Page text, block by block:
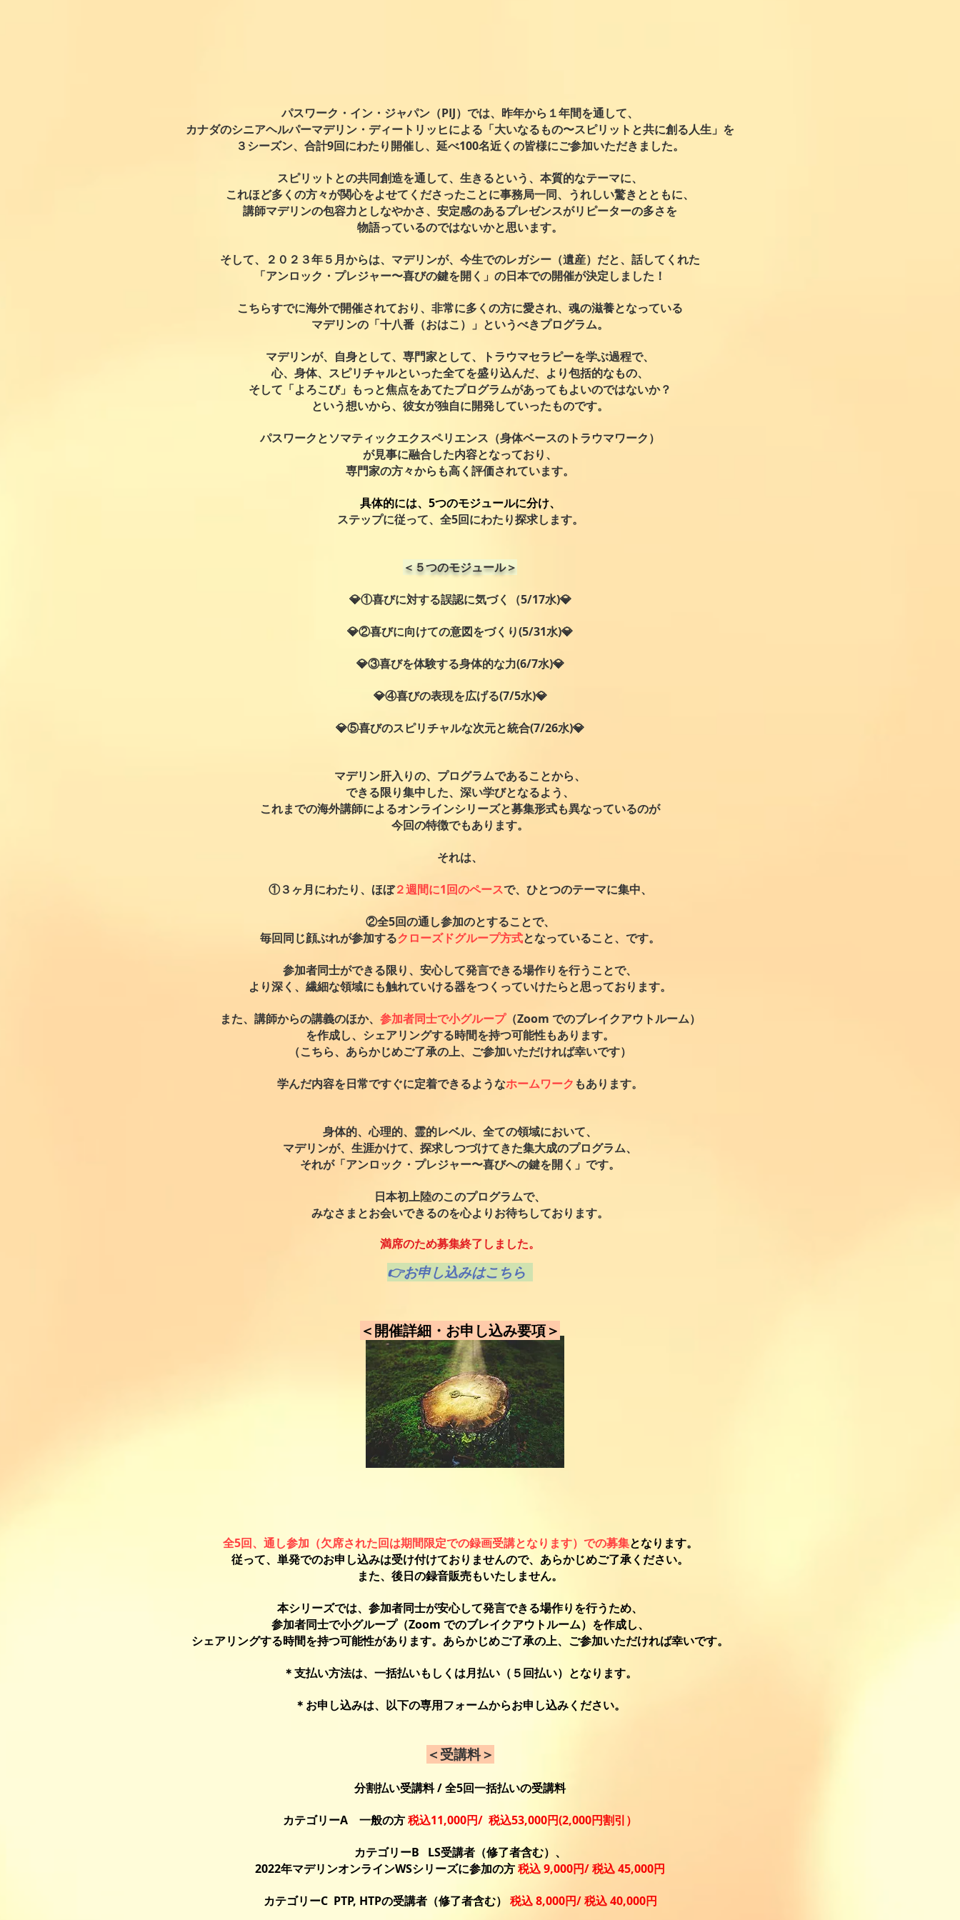
パスワーク・イン・ジャパン（PIJ）では、昨年から１年間を通して、
カナダのシニアヘルパーマデリン・ディートリッヒによる「大いなるもの〜スピリットと共に創る人生」を
３シーズン、合計9回にわたり開催し、延べ100名近くの皆様にご参加いただきました。
スピリットとの共同創造を通して、生きるという、本質的なテーマに、
これほど多くの方々が関心をよせてくださったことに事務局一同、うれしい驚きとともに、
講師マデリンの包容力としなやかさ、安定感のあるプレゼンスがリピーターの多さを
​物語っているのではないかと思います。
そして、２０２３年５月からは、マデリンが、今生でのレガシー（遺産）だと、話してくれた
「アンロック・プレジャー〜喜びの鍵を開く」の日本での開催が決定しました！
こちらすでに海外で開催されており、非常に多くの方に愛され、魂の滋養となっている
マデリンの「十八番（おはこ）」というべきプログラム。
マデリンが、自身として、専門家として、​トラウマセラピーを学ぶ過程で、
心、身体、スピリチャルといった全てを盛り込んだ、より包括的なもの、
そして「よろこび」もっと焦点をあてたプログラムがあってもよいのではないか？
という想いから、彼女が独自に開発していったものです。
パスワークとソマティックエクスペリエンス（身体ベースのトラウマワーク）
が見事に融合した内容となっており、
専門家の方々からも高く評価されています。
具体的には、5つのモジュールに分け、
ステップに従って、全5回にわたり探求します。
＜５つのモジュール＞
💎①喜びに対する誤認に気づく（5/17水)💎
💎②喜びに向けての意図をづくり(5/31水)💎
💎③喜びを体験する身体的な力(6/7水)💎
💎④喜びの表現を広げる(7/5水)💎
💎⑤喜びのスピリチャルな次元と統合(7/26水)💎
マデリン肝入りの、プログラムであることから、
できる限り集中した、深い学びとなるよう、
これまでの海外講師によるオンラインシリーズと募集形式も異なっているのが
今回の特徴でもあります。
それは、
①３ヶ月にわたり、ほぼ２週間に1回のペースで、ひとつのテーマに集中、
②全5回の通し参加のとすることで、
毎回同じ顔ぶれが参加するクローズドグループ方式となっていること、 です。
参加者同士ができる限り、安心して発言できる場作りを行うことで、
より深く、繊細な領域にも触れていける器をつくっていけたらと思っております。
また、講師からの講義のほか、 参加者同士で小グループ（Zoom でのブレイクアウトルーム）
を作成し、シェアリングする時間を持つ可能性もあります。
（こちら、あらかじめご了承の上、ご参加いただければ幸いです）
学んだ内容を日常ですぐに定着できるようなホームワーク もあります。
身体的、心理的、霊的レベル、全ての領域において、
マデリンが、生涯かけて、探求しつづけてきた集大成のプログラム、
それが「アンロック・プレジャー〜喜びへの鍵を開く」です。
日本初上陸のこのプログラムで、
みなさまとお会いできるのを心よりお待ちしております。
満席のため募集終了しました。
👉お申し込みはこちら
＜開催詳細・お申し込み要項＞
全5回、通し参加（欠席された回は期間限定での録画受講となります） での募集となります。
​従って、単発でのお申し込みは受け付けておりませんので、あらかじめご了承ください。
​また、後日の録音販売もいたしません。
本シリーズでは、参加者同士が安心して発言できる場作りを行うため、
参加者同士で小グループ（Zoom でのブレイクアウトルーム）を作成し、
シェアリングする時間を持つ可能性があります。あらかじめご了承の上、ご参加いただければ幸いです。
＊支払い方法は、一括払いもしくは月払い（５回払い）となります。
＊ お申し込みは、以下の専用フォームからお申し込みください。
＜受講料＞
分割払い受講料 / 全5回一括払いの受講料
カテゴリーA 一般の方税込11,000円/ 税込53,000円(2,000円割引）
カテゴリーB LS受講者（修了者含む） 、
2022年マデリンオンラインWSシリーズに参加の方税込 9,000円/税込 45,000円
カテゴリーC PTP, HTPの受講者（修了者含む） 税込 8,000円/税込 40,000円